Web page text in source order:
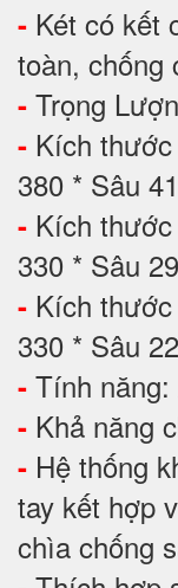
- Két có kết
toàn, chống
- Trọng
- Kích
380 * Sâu
- Kích
330 * Sâu
- Kích
330 * Sâu
- Tính
- Khả năng
- Hệ thống
tay kết hợp
chìa chống